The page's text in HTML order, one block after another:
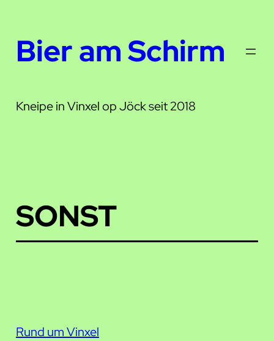
springen
Bier am Schirm
Kneipe in Vinxel op Jöck seit 2018
SONST
Rund um Vinxel